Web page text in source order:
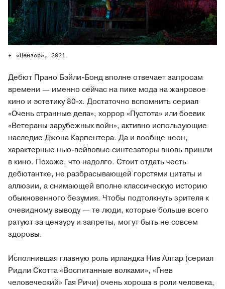
«Цензор», 2021
Дебют Прано Бэйли-Бонд вполне отвечает запросам
времени — именно сейчас на пике мода на жанровое
кино и эстетику 80-х. Достаточно вспомнить сериал
«Очень странные дела», хоррор «Пустота» или боевик
«Ветераны зарубежных войн», активно использующие
наследие Джона Карпентера. Да и вообще неон,
характерные нью-вейвовые синтезаторы вновь пришли
в кино. Похоже, что надолго. Стоит отдать честь
дебютантке, не разбрасывающей горстями цитаты и
аллюзии, а снимающей вполне классическую историю
обыкновенного безумия. Чтобы подтолкнуть зрителя к
очевидному выводу — те люди, которые больше всего
ратуют за цензуру и запреты, могут быть не совсем
здоровы.
Исполнившая главную роль ирландка Нив Алгар (сериал
Ридли Скотта «Воспитанные волками», «Гнев
человеческий» Гая Ричи) очень хороша в роли человека,